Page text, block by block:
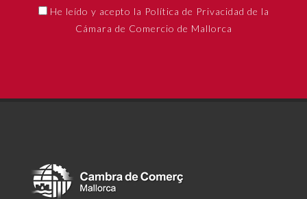
He leído y acepto la Política de Privacidad de la
Cámara de Comercio de Mallorca